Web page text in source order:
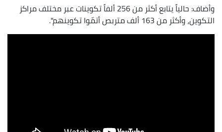
وأضاف: حالياً يتابع أكثر من 256 ألفاً تكوينات عبر مختلف مراكز
التكوين، وأكثر من 163 ألف متربص أتمّوا تكوينهم".